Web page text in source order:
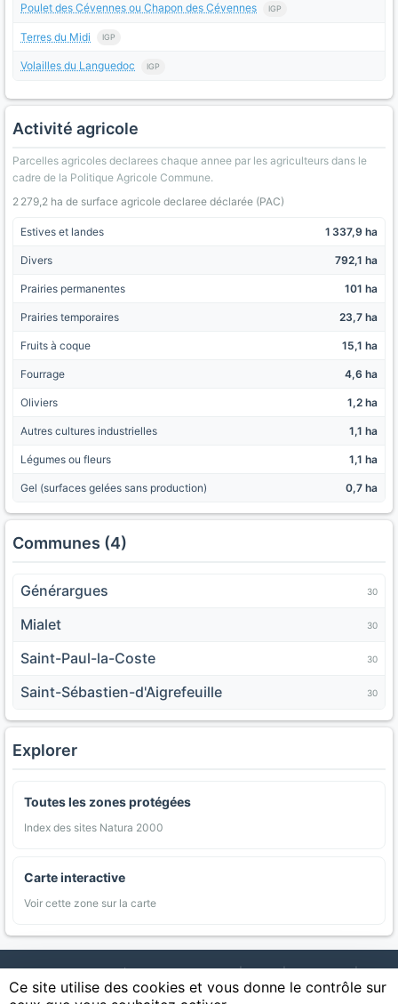
Poulet des Cévennes ou Chapon des Cévennes IGP
Terres du Midi IGP
Volailles du Languedoc IGP
Activité agricole
Parcelles agricoles declarees chaque annee par les agriculteurs dans le
cadre de la Politique Agricole Commune.
2 279,2 ha de surface agricole declaree déclarée (PAC)
Estives et landes 1 337,9 ha
Divers 792,1 ha
Prairies permanentes 101 ha
Prairies temporaires 23,7 ha
Fruits à coque 15,1 ha
Fourrage 4,6 ha
Oliviers 1,2 ha
Autres cultures industrielles 1,1 ha
Légumes ou fleurs 1,1 ha
Gel (surfaces gelées sans production) 0,7 ha
Communes (4)
Générargues 30
Mialet 30
Saint-Paul-la-Coste 30
Saint-Sébastien-d'Aigrefeuille 30
Explorer
Toutes les zones protégées
Index des sites Natura 2000
Carte interactive
Voir cette zone sur la carte
AgriMap — Données agricoles ouvertes | Carte | Communes |
Appellations | Regions | Cultures | Zones protégées | Forets |
Ce site utilise des cookies et vous donne le contrôle sur